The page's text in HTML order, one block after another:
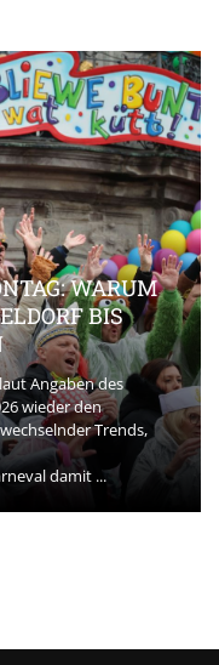
WARUM
BIS
Angaben des
wieder den
Trends,
damit ...